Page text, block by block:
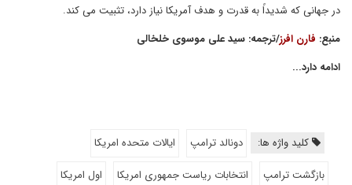
در جهانی که شدیداً به قدرت و هدف آمریکا نیاز دارد، تثبیت می کند.
منبع: فارن افرز/ترجمه: سید علی موسوی خلخالی
ادامه دارد...
کلید واژه ها: دونالد ترامپ
ایالات متحده امریکا
بازگشت ترامپ
انتخابات ریاست جمهوری امریکا
اول امریکا